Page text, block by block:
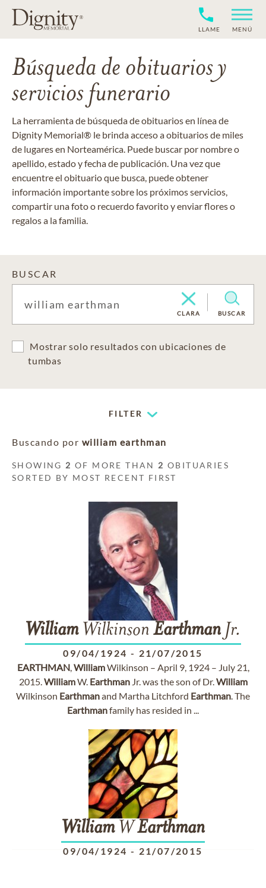
LLAME MENÚ
Búsqueda de obituarios y
servicios funerario
La herramienta de búsqueda de obituarios en línea de
Dignity Memorial® le brinda acceso a obituarios de miles
de lugares en Norteamérica. Puede buscar por nombre o
apellido, estado y fecha de publicación. Una vez que
encuentre el obituario que busca, puede obtener
información importante sobre los próximos servicios,
compartir una foto o recuerdo favorito y enviar flores o
regalos a la familia.
BUSCAR
CLARA BUSCAR
Mostrar solo resultados con ubicaciones de
tumbas
FILTER
Buscando por william earthman
SHOWING 2 OF MORE THAN 2 OBITUARIES
SORTED BY MOST RECENT FIRST
WilliamWilkinson Earthman Jr.
09/04/1924 - 21/07/2015
EARTHMAN,WilliamWilkinson – April 9, 1924 – July 21,
2015.WilliamW. EarthmanJr. was the son of Dr.William
Wilkinson Earthmanand Martha Litchford Earthman. The
Earthmanfamily has resided in ...
WilliamWEarthman
09/04/1924 - 21/07/2015